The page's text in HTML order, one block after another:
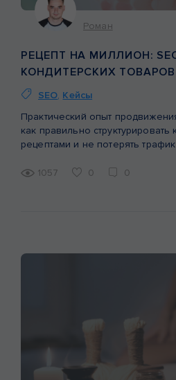
Роман
РЕЦЕПТ НА МИЛЛИОН:
КОНДИТЕРСКИХ ТОВАРОВ
SEO, Кейсы
Практический опыт
как правильно структурировать
рецептами и не потерять
1057 0 0